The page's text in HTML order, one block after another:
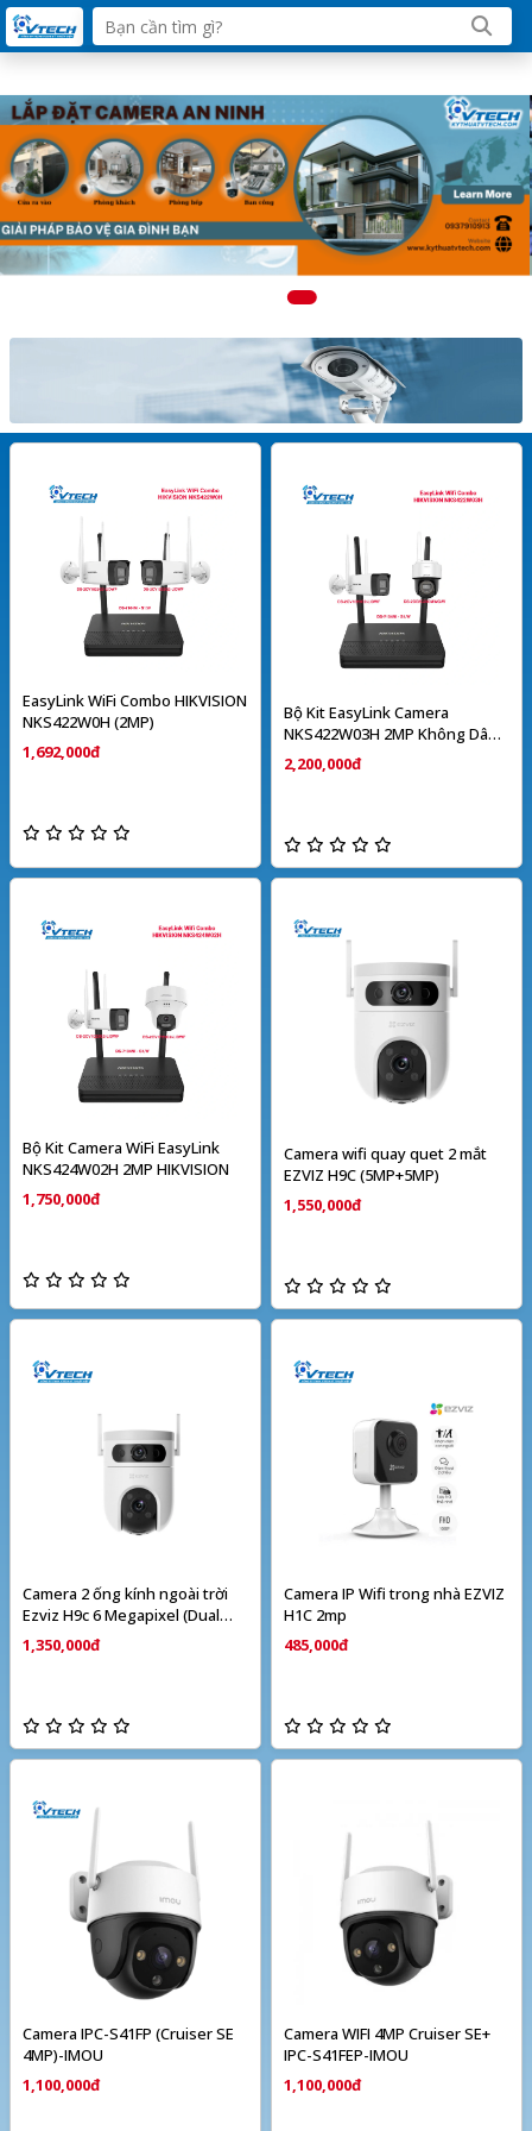
EasyLink WiFi Combo HIKVISION
NKS422W0H (2MP)
1,692,000đ
Bộ Kit EasyLink Camera
NKS422W03H 2MP Không Dây
HIKVISION
2,200,000đ
Bộ Kit Camera WiFi EasyLink
NKS424W02H 2MP HIKVISION
1,750,000đ
Camera wifi quay quet 2 mắt
EZVIZ H9C (5MP+5MP)
1,550,000đ
Camera 2 ống kính ngoài trời
Ezviz H9c 6 Megapixel (Dual
camera)
1,350,000đ
Camera IP Wifi trong nhà EZVIZ
H1C 2mp
485,000đ
Camera IPC-S41FP (Cruiser SE
4MP)-IMOU
1,100,000đ
Camera WIFI 4MP Cruiser SE+
IPC-S41FEP-IMOU
1,100,000đ